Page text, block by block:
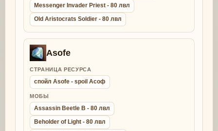
Messenger Invader Priest - 80 лвл
Old Aristocrats Soldier - 80 лвл
Asofe
СТРАНИЦА РЕСУРСА
спойл Asofe - spoil Асоф
МОБЫ
Assassin Beetle B - 80 лвл
Beholder of Light - 80 лвл